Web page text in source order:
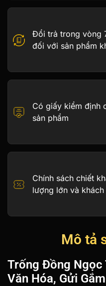
Đổi trả trong vòng
đối với sản phẩm
Có giấy kiểm định
sản phẩm
Chính sách chiết
lượng lớn và
Mô tả
Trống Đồng Ngọc
Văn Hóa, Gửi